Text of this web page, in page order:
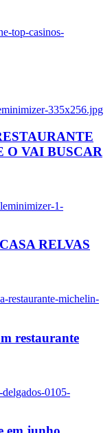
top-casinos-
335x256.jpg
O VAI BUSCAR
1-
RELVAS
restaurante-michelin-
restaurante
0105-